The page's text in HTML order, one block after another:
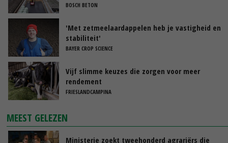
BOSCH BETON
'Met zetmeelaardappelen heb je vastigheid en
stabiliteit'
BAYER CROP SCIENCE
Vijf slimme keuzes die zorgen voor meer
rendement
FRIESLANDCAMPINA
MEEST GELEZEN
Ministerie zoekt tweehonderd agrariërs die